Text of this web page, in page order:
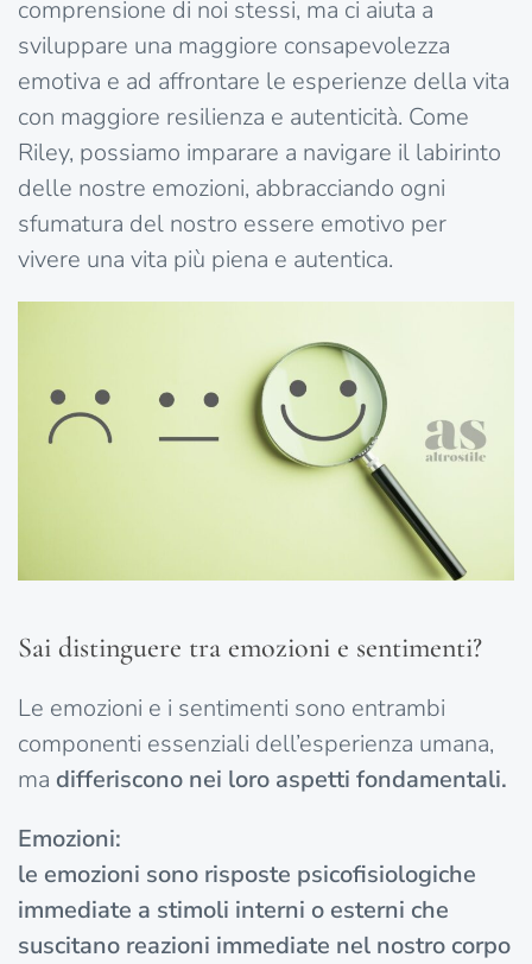
comprensione di noi stessi, ma ci aiuta a
sviluppare una maggiore consapevolezza
emotiva e ad affrontare le esperienze della vita
con maggiore resilienza e autenticità. Come
Riley, possiamo imparare a navigare il labirinto
delle nostre emozioni, abbracciando ogni
sfumatura del nostro essere emotivo per
vivere una vita più piena e autentica.
Sai distinguere tra emozioni e sentimenti?
Le emozioni e i sentimenti sono entrambi
componenti essenziali dell’esperienza umana,
ma differiscono nei loro aspetti fondamentali.
Emozioni:
le emozioni sono risposte psicofisiologiche
immediate a stimoli interni o esterni che
suscitano reazioni immediate nel nostro corpo